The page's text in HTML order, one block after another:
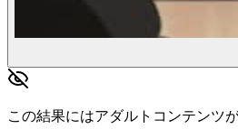
この結果にはアダルトコンテンツ